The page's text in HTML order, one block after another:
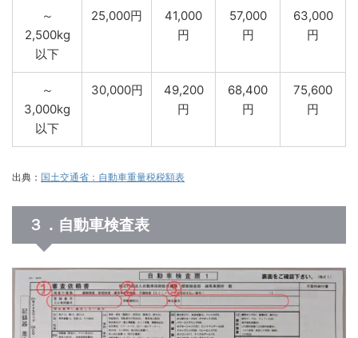
～
2,500kg
以下
25,000円
41,000
円
57,000
円
63,000
円
～
3,000kg
以下
30,000円
49,200
円
68,400
円
75,600
円
出典： 国土交通省：自動車重量税税額表
３．自動車検査表